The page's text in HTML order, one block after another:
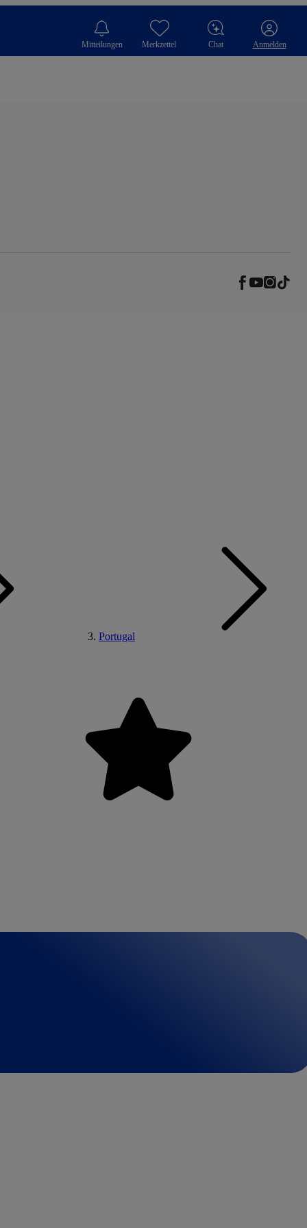
Mitteilungen Merkzettel Chat Anmelden
Portugal